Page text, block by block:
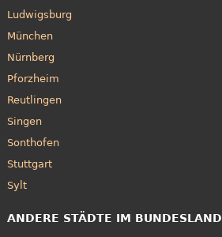
Ludwigsburg
München
Nürnberg
Pforzheim
Reutlingen
Singen
Sonthofen
Stuttgart
Sylt
ANDERE STÄDTE IM BUNDESLAND